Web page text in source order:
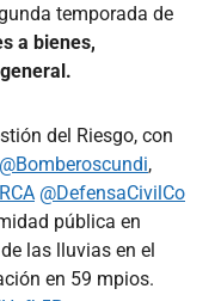
temporada de
a bienes,
del Riesgo, con
@Bomberoscundi,
@DefensaCivilCo
pública en
las lluvias en el
en 59 mpios.